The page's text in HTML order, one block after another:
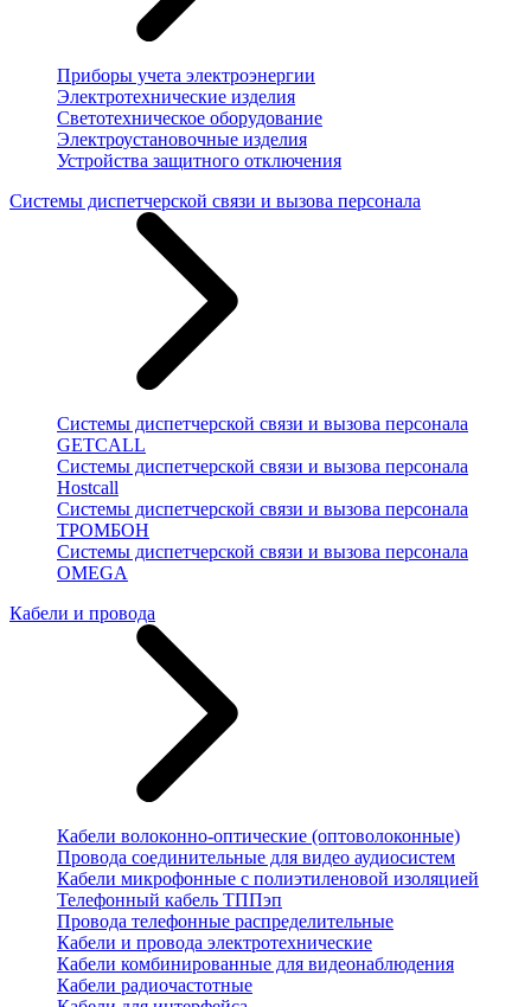
Приборы учета электроэнергии
Электротехнические изделия
Светотехническое оборудование
Электроустановочные изделия
Устройства защитного отключения
Системы диспетчерской связи и вызова персонала
Системы диспетчерской связи и вызова персонала
GETCALL
Системы диспетчерской связи и вызова персонала
Hostcall
Системы диспетчерской связи и вызова персонала
ТРОМБОН
Системы диспетчерской связи и вызова персонала
OMEGA
Кабели и провода
Кабели волоконно-оптические (оптоволоконные)
Провода соединительные для видео аудиосистем
Кабели микрофонные с полиэтиленовой изоляцией
Телефонный кабель ТППэп
Провода телефонные распределительные
Кабели и провода электротехнические
Кабели комбинированные для видеонаблюдения
Кабели радиочастотные